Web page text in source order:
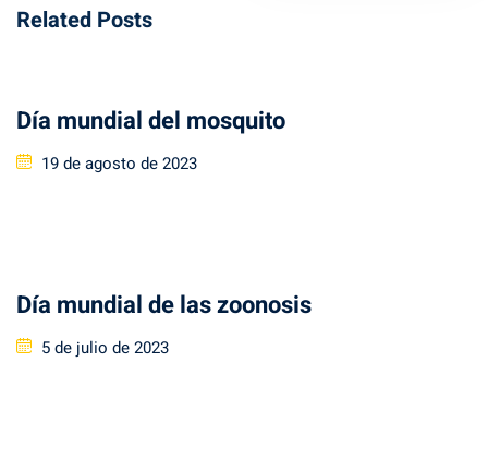
Related Posts
Día mundial del mosquito
Posted
19 de agosto de 2023
Día mundial de las zoonosis
Posted
5 de julio de 2023